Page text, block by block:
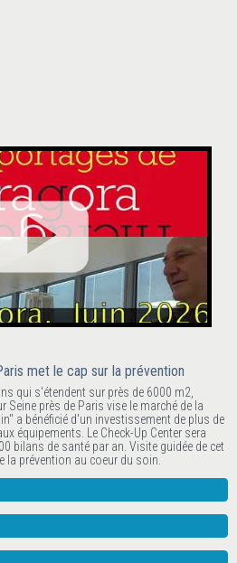
met le cap sur la prévention
qui s'étendent sur près de 6000 m2,
Seine près de Paris vise le marché de la
a bénéficié d'un investissement de plus de
équipements. Le Check-Up Center sera
bilans de santé par an. Visite guidée de cet
la prévention au coeur du soin.